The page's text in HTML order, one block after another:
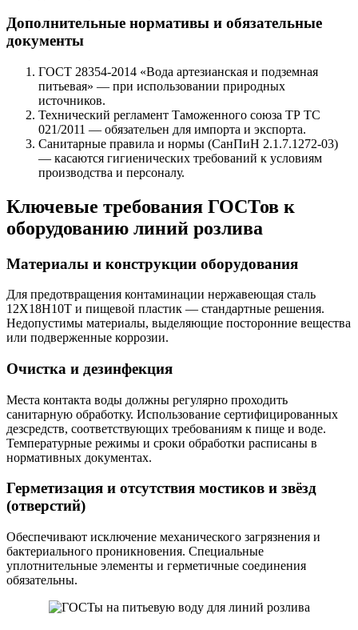
Дополнительные нормативы и обязательные
документы
ГОСТ 28354-2014 «Вода артезианская и подземная
питьевая» — при использовании природных
источников.
Технический регламент Таможенного союза ТР ТС
021/2011 — обязательен для импорта и экспорта.
Санитарные правила и нормы (СанПиН 2.1.7.1272-03)
— касаются гигиенических требований к условиям
производства и персоналу.
Ключевые требования ГОСТов к
оборудованию линий розлива
Материалы и конструкции оборудования
Для предотвращения контаминации нержавеющая сталь
12Х18Н10Т и пищевой пластик — стандартные решения.
Недопустимы материалы, выделяющие посторонние вещества
или подверженные коррозии.
Очистка и дезинфекция
Места контакта воды должны регулярно проходить
санитарную обработку. Использование сертифицированных
дезсредств, соответствующих требованиям к пище и воде.
Температурные режимы и сроки обработки расписаны в
нормативных документах.
Герметизация и отсутствия мостиков и звёзд
(отверстий)
Обеспечивают исключение механического загрязнения и
бактериального проникновения. Специальные
уплотнительные элементы и герметичные соединения
обязательны.